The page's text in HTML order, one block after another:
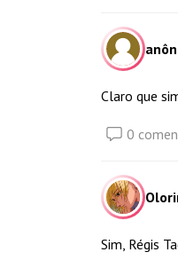
Claro que
0
Sim, Régis